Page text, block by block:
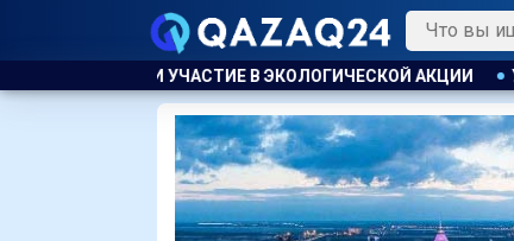
ЭКОЛОГИЧЕСКОЙ АКЦИИ УЕФА ПЛАНИРУЕТ